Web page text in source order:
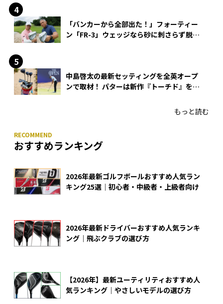
「バンカーから全部出た！」フォーティー
ン「FR-3」ウェッジなら砂に刺さらず脱出
中島啓太の最新セッティングを全英オープ
ンで取材！ パターは新作『トーチド』を投
もっと読む
おすすめランキング
2026年最新ゴルフボールおすすめ人気ラン
キング25選｜初心者・中級者・上級者向け
2026年最新ドライバーおすすめ人気ランキ
ング｜飛ぶクラブの選び方
【2026年】最新ユーティリティおすすめ人
気ランキング｜やさしいモデルの選び方